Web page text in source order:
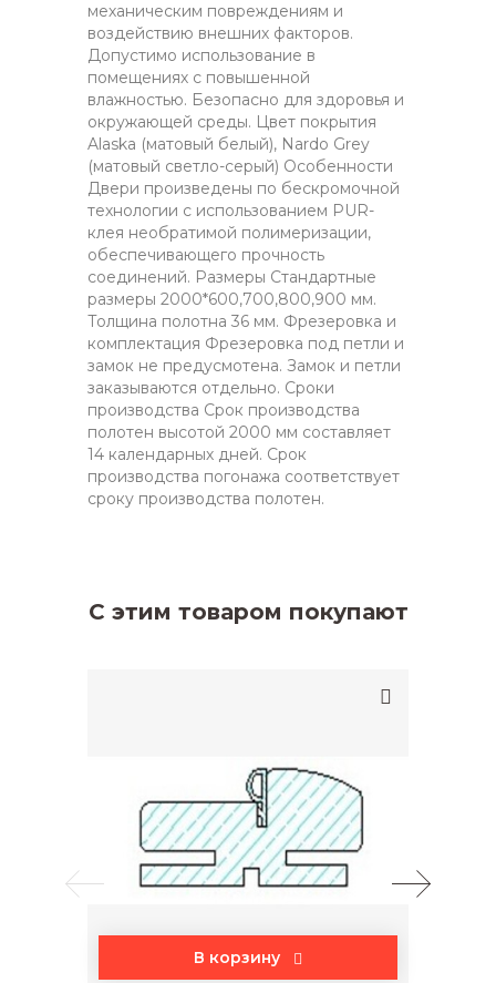
механическим повреждениям и
воздействию внешних факторов.
Допустимо использование в
помещениях с повышенной
влажностью. Безопасно для здоровья и
окружающей среды. Цвет покрытия
Alaska (матовый белый), Nardo Grey
(матовый светло-серый) Особенности
Двери произведены по бескромочной
технологии с использованием PUR-
клея необратимой полимеризации,
обеспечивающего прочность
соединений. Размеры Стандартные
размеры 2000*600,700,800,900 мм.
Толщина полотна 36 мм. Фрезеровка и
комплектация Фрезеровка под петли и
замок не предусмотена. Замок и петли
заказываются отдельно. Сроки
производства Срок производства
полотен высотой 2000 мм составляет
14 календарных дней. Срок
производства погонажа соответствует
сроку производства полотен.
С этим товаром покупают
В корзину